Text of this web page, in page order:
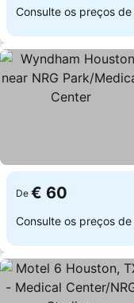
Consulte os preços de
De € 60
Consulte os preços de